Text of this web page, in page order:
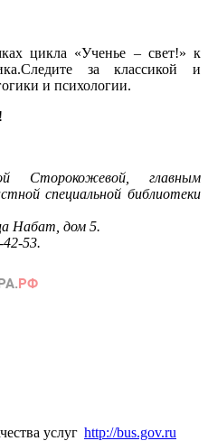
цикла «Ученье – свет!» к
за классикой и
и психологии.
Сторокожевой, главным
специальной библиотеки
Набат, дом 5.
42-53.
http://bus.gov.ru